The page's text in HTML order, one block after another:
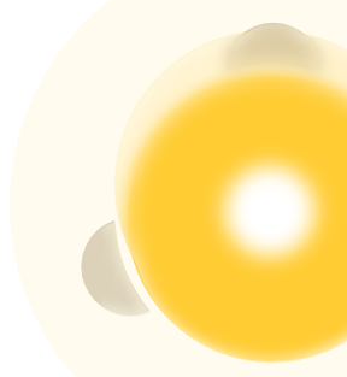
Więcej wydarzeń
Wygraj nagrody i ekskluzywne bonusy
Zapisać się